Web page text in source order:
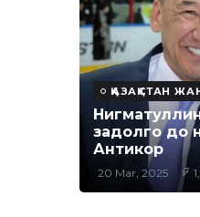
ҚАЗАҚСТАН
задолго до
Антикор
20 Mar, 2025